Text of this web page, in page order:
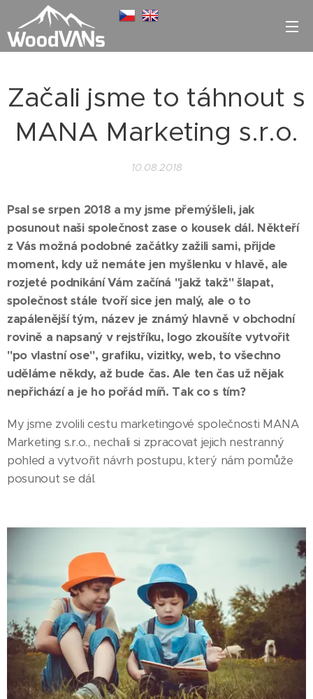
Začali jsme to táhnout s
MANA Marketing s.r.o.
10.08.2018
Psal se srpen 2018 a my jsme přemýšleli, jak
posunout naši společnost zase o kousek dál. Někteří
z Vás možná podobné začátky zažili sami, přijde
moment, kdy už nemáte jen myšlenku v hlavě, ale
rozjeté podnikání Vám začíná "jakž takž" šlapat,
společnost stále tvoří sice jen malý, ale o to
zapálenější tým, název je známý hlavně v obchodní
rovině a napsaný v rejstříku, logo zkoušíte vytvořit
"po vlastní ose", grafiku, vizitky, web, to všechno
uděláme někdy, až bude čas. Ale ten čas už nějak
nepřichází a je ho pořád míň. Tak co s tím?
My jsme zvolili cestu marketingové společnosti MANA
Marketing s.r.o., nechali si zpracovat jejich nestranný
pohled a vytvořit návrh postupu, který nám pomůže
posunout se dál.